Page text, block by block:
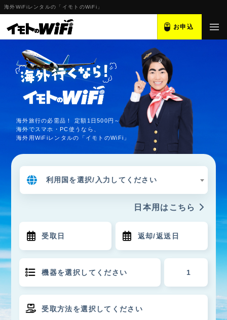
海外WiFiレンタルの「イモトのWiFi」
お申込
海外旅行の必需品！ 定額1日500円～
海外でスマホ・PC使うなら、
海外用WiFiレンタルの「イモトのWiFi」
利用国を選択/入力してください
日本用はこちら